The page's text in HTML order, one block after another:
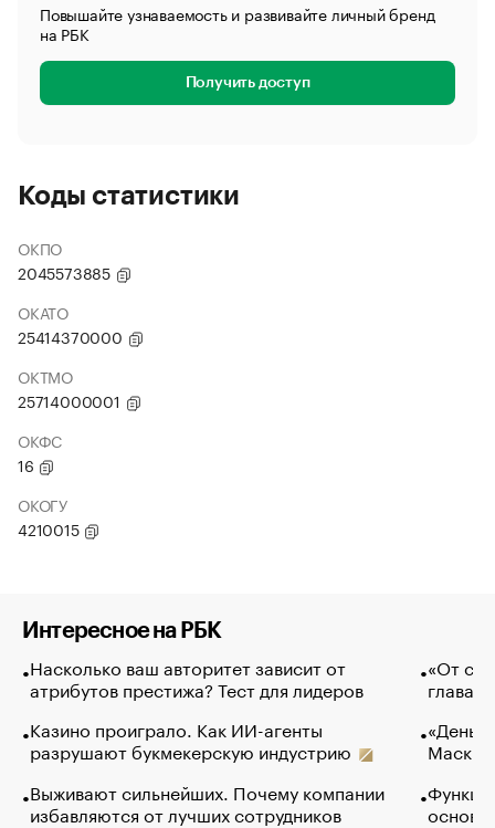
Повышайте узнаваемость и развивайте личный бренд
на РБК
Получить доступ
Коды статистики
ОКПО
2045573885
ОКАТО
25414370000
ОКТМО
25714000001
ОКФС
16
ОКОГУ
4210015
Интересное на РБК
Насколько ваш авторитет зависит от
атрибутов престижа? Тест для лидеров
Казино проиграло. Как ИИ-агенты
разрушают букмекерскую индустрию
Выживают сильнейших. Почему компании
избавляются от лучших сотрудников
«От
глава
Маск в
основ